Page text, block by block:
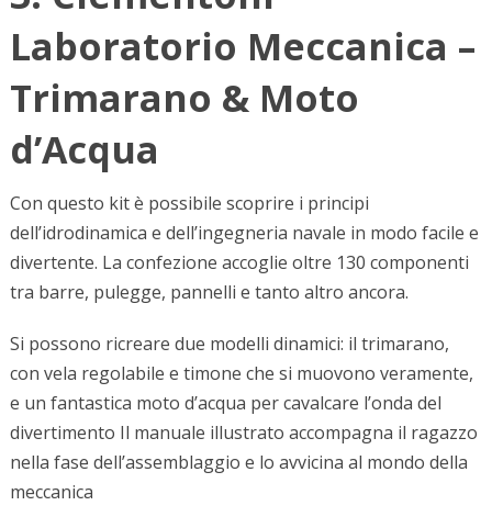
Laboratorio Meccanica –
Trimarano & Moto
d’Acqua
Con questo kit è possibile scoprire i principi
dell’idrodinamica e dell’ingegneria navale in modo facile e
divertente. La confezione accoglie oltre 130 componenti
tra barre, pulegge, pannelli e tanto altro ancora.
Si possono ricreare due modelli dinamici: il trimarano,
con vela regolabile e timone che si muovono veramente,
e un fantastica moto d’acqua per cavalcare l’onda del
divertimento Il manuale illustrato accompagna il ragazzo
nella fase dell’assemblaggio e lo avvicina al mondo della
meccanica